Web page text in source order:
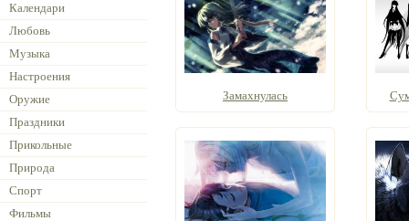
Календари
Любовь
Музыка
Настроения
Оружие
Праздники
Прикольные
Природа
Спорт
Фильмы
Замахнулась